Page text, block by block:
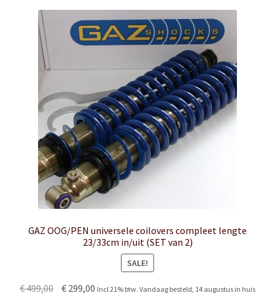
variants.
The
options
may
be
chosen
on
the
product
page
GAZ OOG/PEN universele coilovers compleet lengte
23/33cm in/uit (SET van 2)
SALE!
€499,00
Original
€299,00Current
Incl 21% btw. Vandaag besteld, 14 augustus in huis